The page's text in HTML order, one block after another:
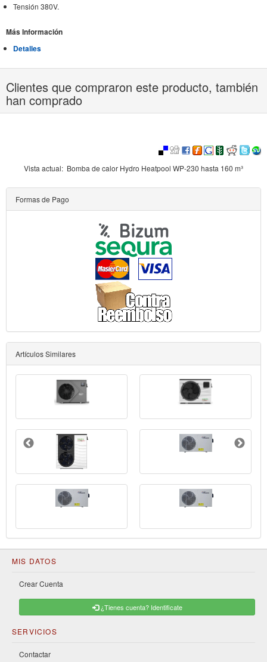
Tensión 380V.
Más Información
Detalles
Clientes que compraron este producto, también
han comprado
Vista actual: Bomba de calor Hydro Heatpool WP-230 hasta 160 m³
Formas de Pago
Artículos Similares
MIS DATOS
Crear Cuenta
¿Tienes cuenta? Identificate
SERVICIOS
Contactar